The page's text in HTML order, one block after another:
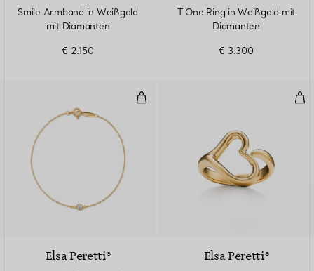
Smile Armband in Weißgold
mit Diamanten
€ 2.150
T One Ring in Weißgold mit
Diamanten
€ 3.300
Diamonds by the Yard®
Elsa Peretti® Elsa Peretti®